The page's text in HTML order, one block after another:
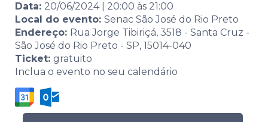
Data: 20/06/2024| 20:00 às 21:00
Local do evento: Senac São José do Rio Preto
Endereço: Rua Jorge Tibiriçá, 3518 - Santa Cruz -
São José do Rio Preto - SP, 15014-040
Ticket: gratuito
Inclua o evento no seu calendário